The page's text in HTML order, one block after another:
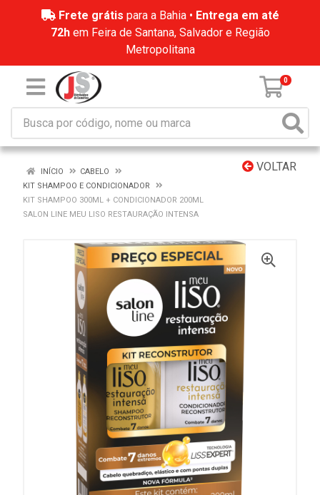
Frete grátis para a Bahia • Entrega em até
72hem Feira de Santana, Salvador e Região
Metropolitana
0
VOLTAR
INÍCIO
CABELO
KIT SHAMPOO E CONDICIONADOR
KIT SHAMPOO 300ML + CONDICIONADOR 200ML
SALON LINE MEU LISO RESTAURAÇÃO INTENSA